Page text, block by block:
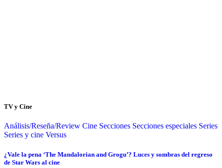
TV y Cine
Análisis/Reseña/Review Cine Secciones Secciones especiales Series
Series y cine Versus
¿Vale la pena ‘The Mandalorian and Grogu’? Luces y sombras del regreso
de Star Wars al cine